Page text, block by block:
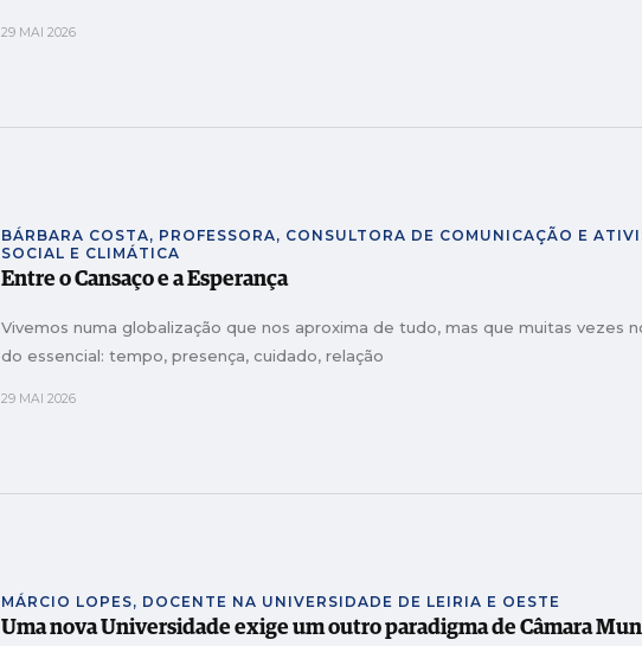
29 MAI 2026
BÁRBARA COSTA, PROFESSORA, CONSULTORA DE COMUNICAÇÃO E
SOCIAL E CLIMÁTICA
Entre o Cansaço e a Esperança
Vivemos numa globalização que nos aproxima de tudo, mas que muitas vezes
do essencial: tempo, presença, cuidado, relação
29 MAI 2026
MÁRCIO LOPES, DOCENTE NA UNIVERSIDADE DE LEIRIA E OESTE
Uma nova Universidade exige um outro paradigma de Câmara